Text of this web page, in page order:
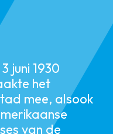
juni 1930
het
mee, alsook
van de